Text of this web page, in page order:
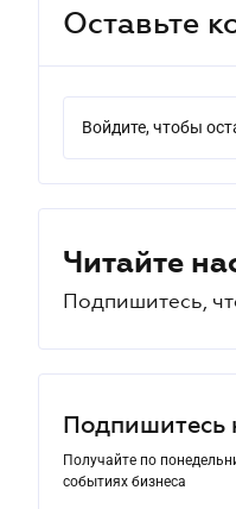
Оставьте
Войдите, чтобы
Читайте
Подпишитесь,
Подпишитесь
Получайте по
событиях бизнеса